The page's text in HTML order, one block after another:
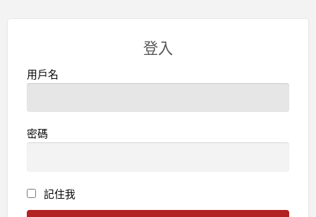
登入
用戶名
密碼
記住我